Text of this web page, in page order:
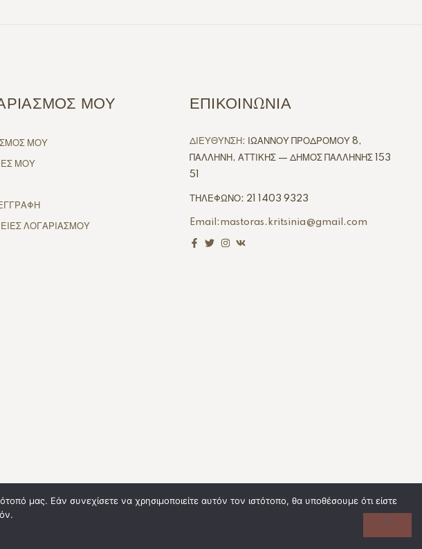
ΜΟΥ
ΜΟΥ
ΜΟΥ
ΛΟΓΑΡΙΑΣΜΟΥ
ΕΠΙΚΟΙΝΩΝΙΑ
ΔΙΕΥΘΥΝΣΗ:
ΙΩΑΝΝΟΥ ΠΡΟΔΡΟΜΟΥ 8,
ΠΑΛΛΗΝΗ, ΑΤΤΙΚΗΣ — ΔΗΜΟΣ ΠΑΛΛΗΝΗΣ 153
51
ΤΗΛΕΦΩΝΟ: 21 1403 9323
Email:mastoras.kritsinia@gmail.com
μας. Εάν συνεχίσετε να χρησιμοποιείτε αυτόν τον ιστότοπο, θα υποθέσουμε ότι είστε